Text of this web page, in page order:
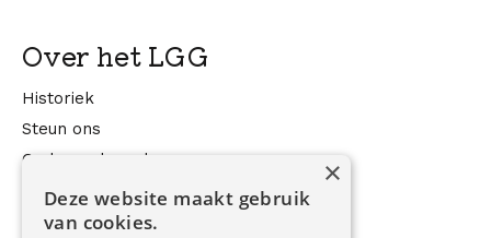
Over het LGG
Historiek
Steun ons
Onderzoeksonderwerpen
LGG in de media
×
Deze website maakt gebruik
van cookies.